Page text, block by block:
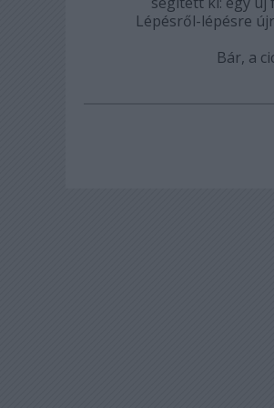
Lépésről-lépésre
Bár, a